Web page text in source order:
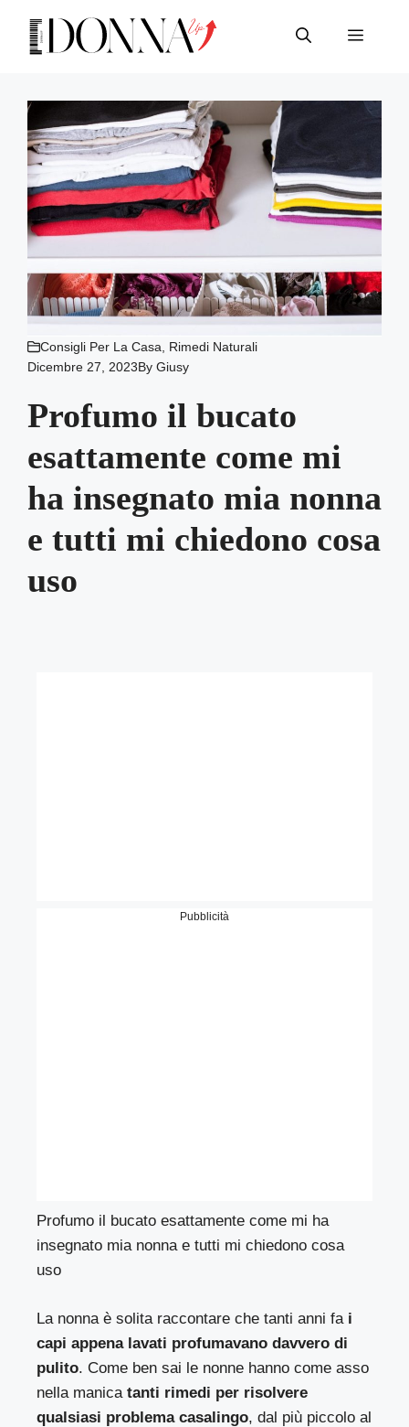
contenuto
Menu
Consigli Per La Casa, Rimedi Naturali
Dicembre 27, 2023ByGiusy
Profumo il bucato
esattamente come mi
ha insegnato mia nonna
e tutti mi chiedono cosa
uso
Pubblicità
Profumo il bucato esattamente come mi ha
insegnato mia nonna e tutti mi chiedono cosa
uso
La nonna è solita raccontare che tanti anni fai
capi appena lavati profumavano davvero di
pulito. Come ben sai le nonne hanno come asso
nella manicatanti rimedi per risolvere
qualsiasi problema casalingo, dal più piccolo al